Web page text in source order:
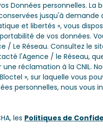
Données personnelles.
jusqu'à
et libertés », vous
de vos données.
/ Le Réseau. Consultez le
l'Agence / le Réseau,
réclamation à la CNIL.
», sur laquelle vous
personnelles, nous vous
les Politiques de